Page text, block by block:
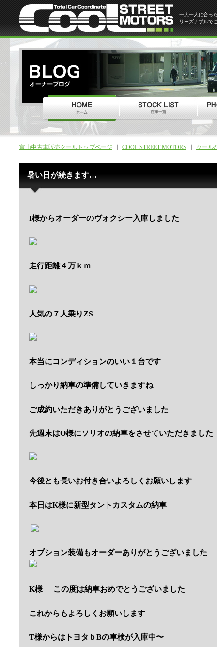
一人一人に合っ
リーズナブルで
富山中古車販売クールトップページ COOL STREET MOTORS クール
暑い日が続きます…
I様からオーダーのヴォクシー入庫しました
走行距離４万ｋｍ
人気の７人乗りZS
本当にコンディションのいい１台です
しっかり納車の準備していきますね
ご成約いただきありがとうございました
先週末はO様にソリオの納車をさせていただきました
今後とも長いお付き合いよろしくお願いします
本日はK様に新型タントカスタムの納車
オプション装備もオーダーありがとうございました
K様 この度は納車おめでとうございました
これからもよろしくお願いします
T様からはトヨタｂBの車検が入庫中〜